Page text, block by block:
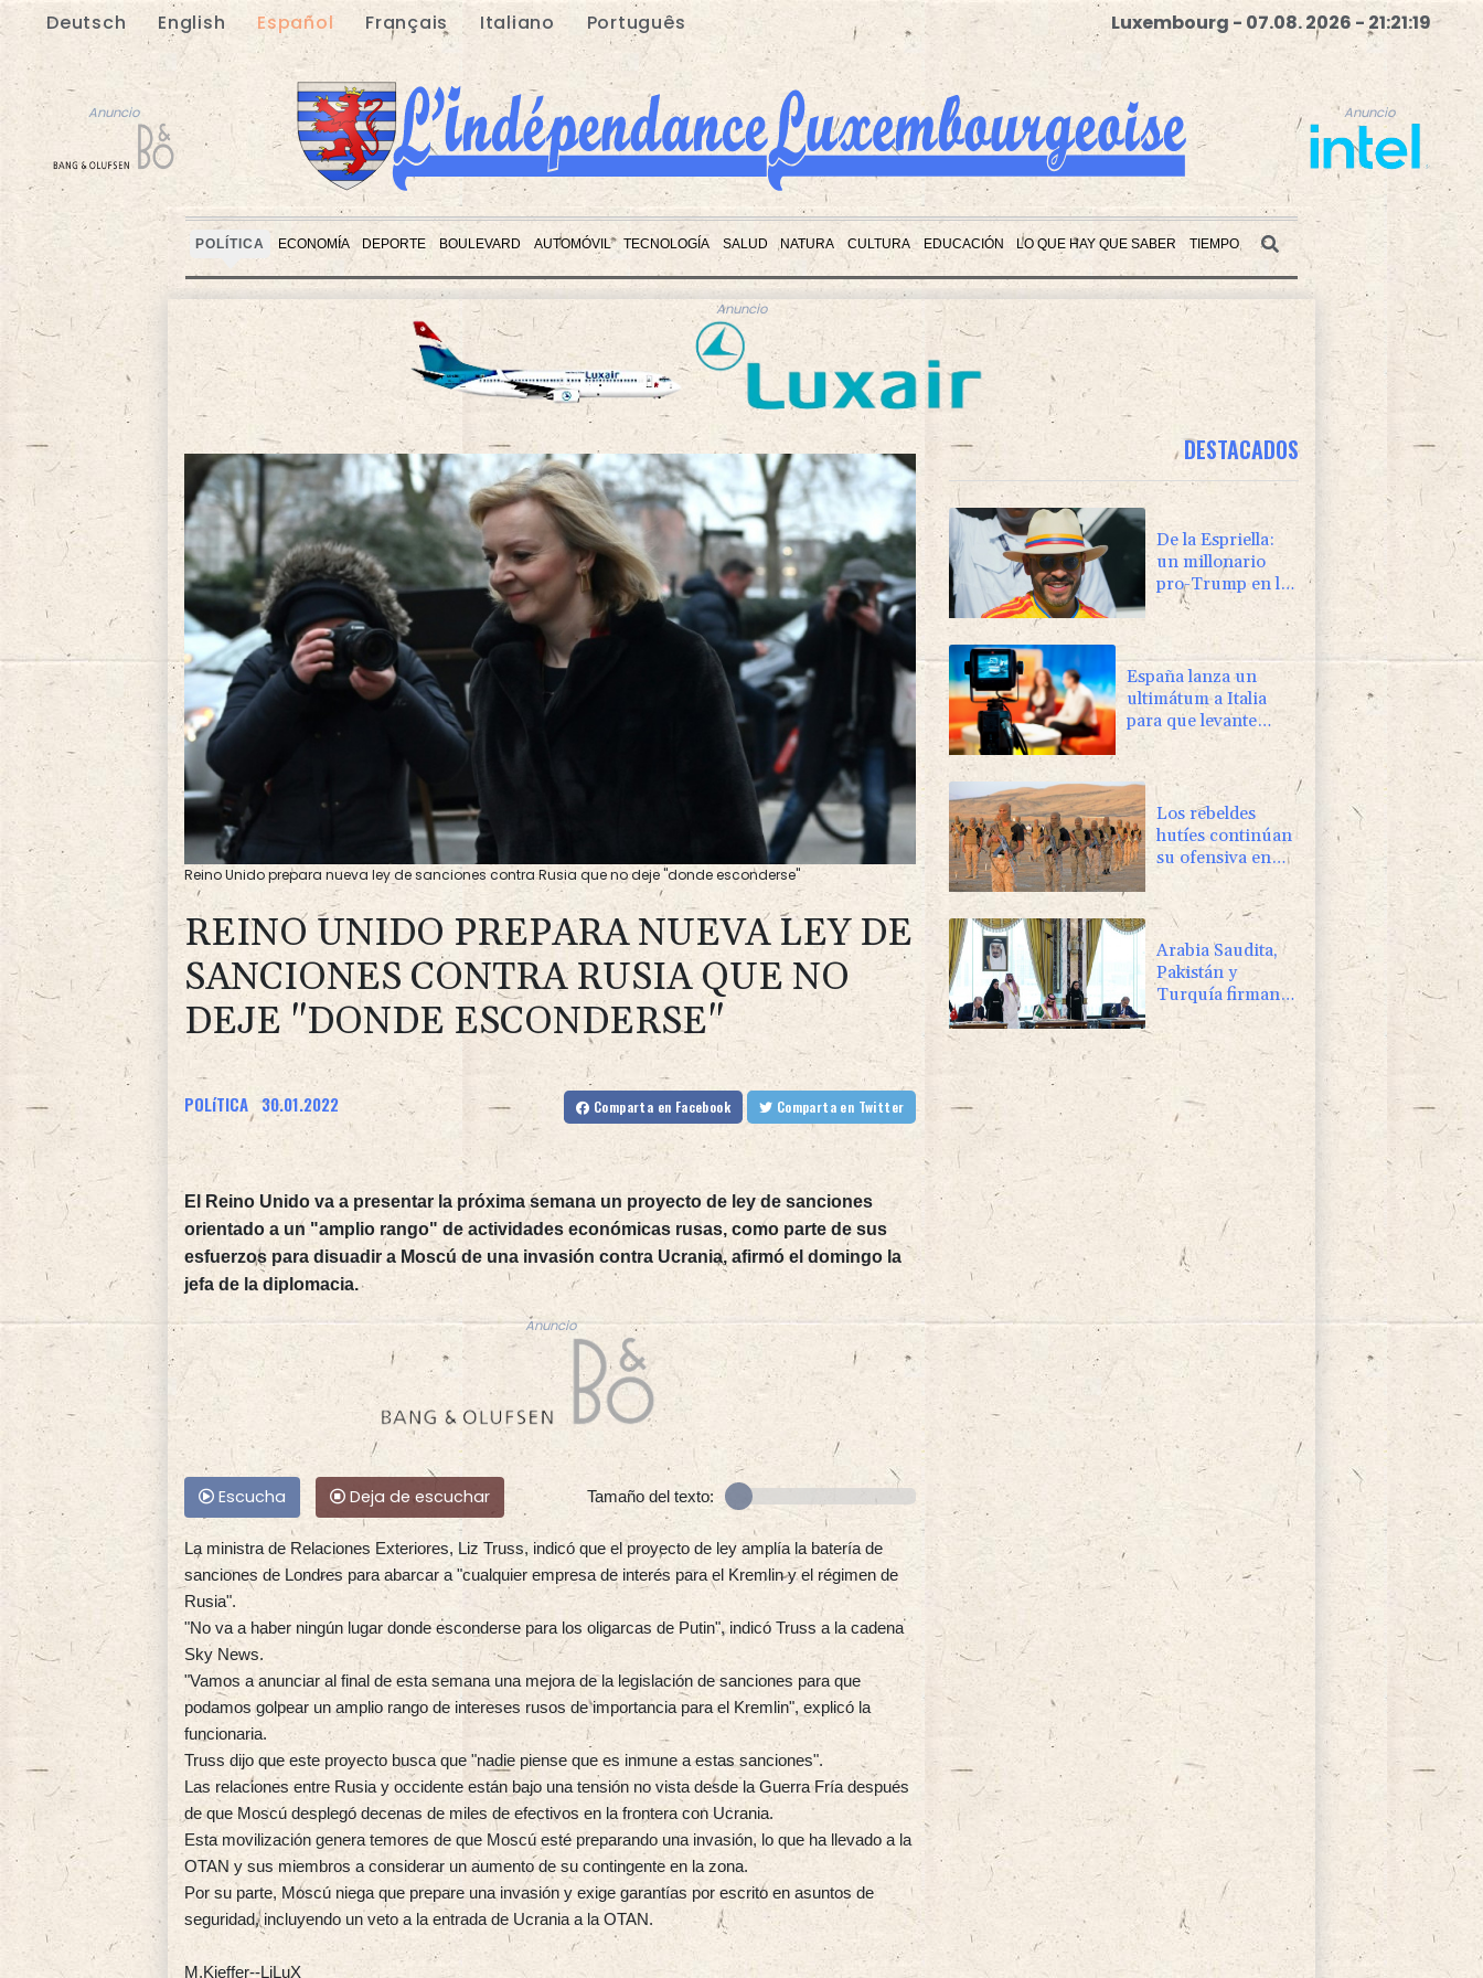
Deutsch English Español Français Italiano Português Luxembourg - 07.08. 2026 - 21:21:20
Anuncio Anuncio
POLÍTICA ECONOMÍA DEPORTE BOULEVARD AUTOMÓVIL TECNOLOGÍA SALUD NATURA CULTURA EDUCACIÓN LO QUE HAY QUE SABER TIEMPO
Anuncio
Anuncio
Reino Unido prepara nueva ley de sanciones contra Rusia que no deje "donde esconderse"
REINO UNIDO PREPARA NUEVA LEY DE
SANCIONES CONTRA RUSIA QUE NO
DEJE "DONDE ESCONDERSE"
POLíTICA 30.01.2022 Comparta en Facebook Comparta en Twitter
El Reino Unido va a presentar la próxima semana un proyecto de ley de sanciones
orientado a un "amplio rango" de actividades económicas rusas, como parte de sus
esfuerzos para disuadir a Moscú de una invasión contra Ucrania, afirmó el domingo la
jefa de la diplomacia.
Anuncio
Escucha Deja de escuchar Tamaño del texto:
La ministra de Relaciones Exteriores, Liz Truss, indicó que el proyecto de ley amplía la batería de
sanciones de Londres para abarcar a "cualquier empresa de interés para el Kremlin y el régimen de
Rusia".
"No va a haber ningún lugar donde esconderse para los oligarcas de Putin", indicó Truss a la cadena
Sky News.
"Vamos a anunciar al final de esta semana una mejora de la legislación de sanciones para que
podamos golpear un amplio rango de intereses rusos de importancia para el Kremlin", explicó la
funcionaria.
Truss dijo que este proyecto busca que "nadie piense que es inmune a estas sanciones".
Las relaciones entre Rusia y occidente están bajo una tensión no vista desde la Guerra Fría después
de que Moscú desplegó decenas de miles de efectivos en la frontera con Ucrania.
Esta movilización genera temores de que Moscú esté preparando una invasión, lo que ha llevado a la
OTAN y sus miembros a considerar un aumento de su contingente en la zona.
Por su parte, Moscú niega que prepare una invasión y exige garantías por escrito en asuntos de
seguridad, incluyendo un veto a la entrada de Ucrania a la OTAN.
M.Kieffer--LiLuX
DESTACADOS
De la Espriella:
un millonario
pro-Trump en la
presidencia de
Colombia
España lanza un
ultimátum a Italia
para que levante
controles fronterizos
Los rebeldes
hutíes continúan
su ofensiva en
Yemen con
ataques en una
región petrolera
Arabia Saudita,
Pakistán y
Turquía firman
un pacto de
defensa en medio
de la tensión con